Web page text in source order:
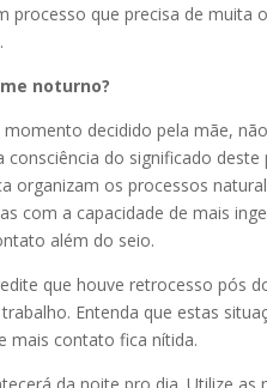
processo que precisa de muita
noturno?
decidido pela mãe,
consciência do significado
organizam os processos
com a capacidade de mais
além do seio.
que houve retrocesso pós
Entenda que estas
mais contato fica nítida.